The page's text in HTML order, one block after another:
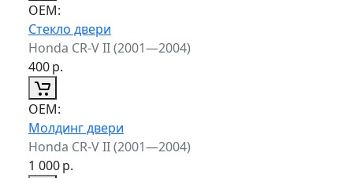
ОЕМ:
Стекло двери
Honda CR-V II (2001—2004)
400р.
ОЕМ:
Молдинг двери
Honda CR-V II (2001—2004)
1 000р.